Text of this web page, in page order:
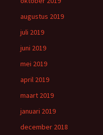
augustus 2019
juli 2019
juni 2019
mei 2019
april 2019
maart 2019
januari 2019
december 2018